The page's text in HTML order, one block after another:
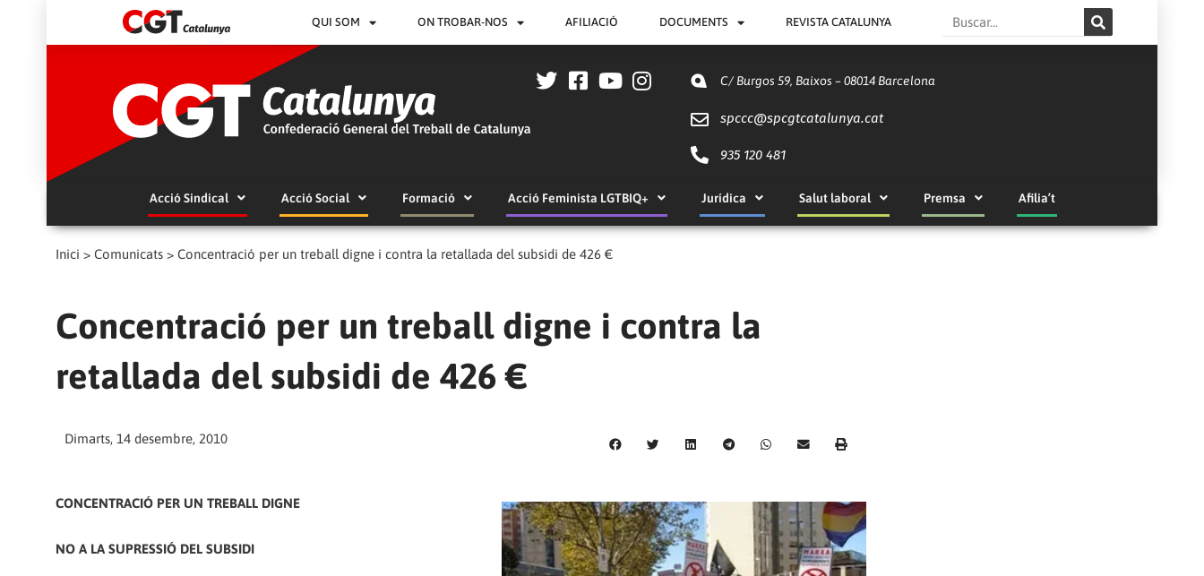
QUI SOM ON TROBAR-NOS AFILIACIÓ DOCUMENTS REVISTA CATALUNYA Search
C/ Burgos 59, Baixos – 08014 Barcelona
spccc@spcgtcatalunya.cat
935 120 481
Acció Sindical Acció Social Formació Acció Feminista LGTBIQ+ Jurídica Salut laboral Premsa Afilia’t
Inici > Comunicats > Concentració per un treball digne i contra la retallada del subsidi de 426 €
Concentració per un treball digne i contra la
retallada del subsidi de 426 €
Dimarts, 14 desembre, 2010
CONCENTRACIÓ PER UN TREBALL DIGNE
NO A LA SUPRESSIÓ DEL SUBSIDI